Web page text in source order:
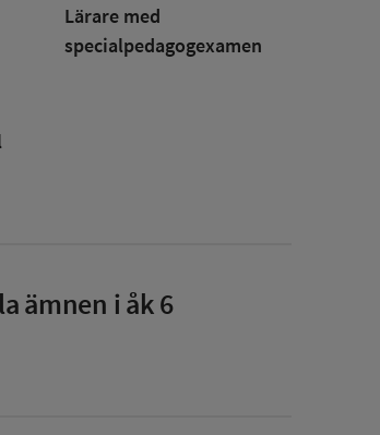
Lärare med
specialpedagog­examen
ämnen i åk 6